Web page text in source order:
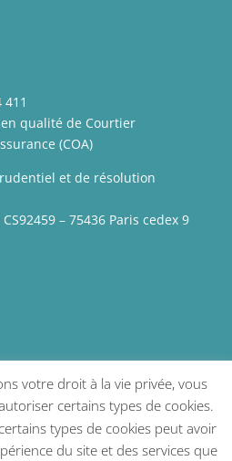
411
qualité de Courtier
(COA)
et de résolution
– 75436 Paris cedex 9
votre droit à la vie privée, vous
certains types de cookies.
types de cookies peut avoir
du site et des services que